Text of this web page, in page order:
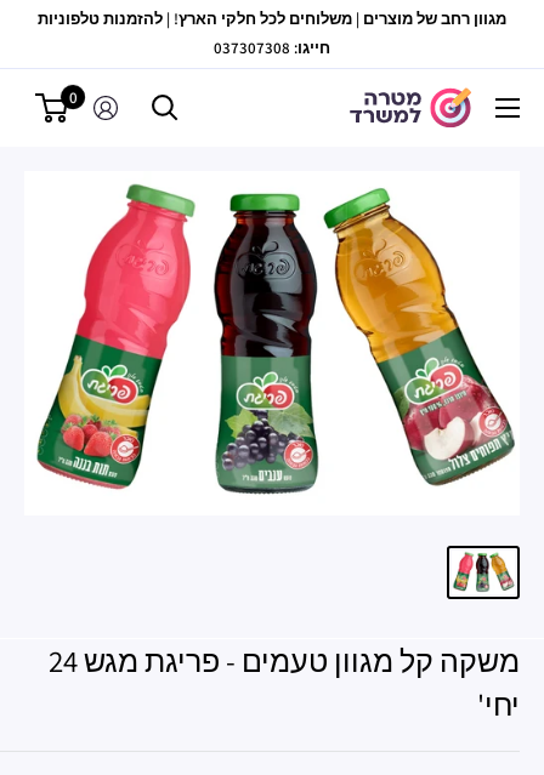
מגוון רחב של מוצרים | משלוחים לכל חלקי הארץ! | להזמנות טלפוניות
חייגו: 037307308
מטרה
0
משקה קל מגוון טעמים - פריגת מגש 24
יחי'